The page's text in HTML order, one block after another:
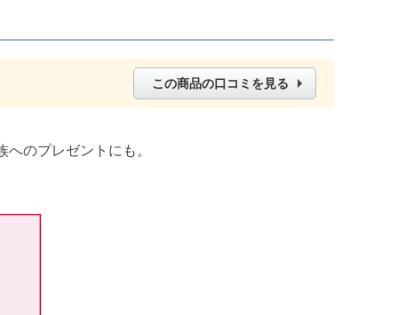
この商品の口コミを見る
のプレゼントにも。